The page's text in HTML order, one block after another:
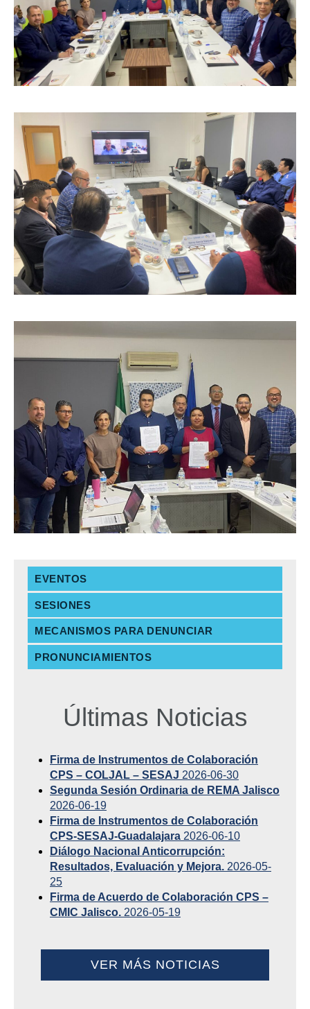
EVENTOS
SESIONES
MECANISMOS PARA DENUNCIAR
PRONUNCIAMIENTOS
Últimas Noticias
Firma de Instrumentos de Colaboración
CPS – COLJAL – SESAJ 2026-06-30
Segunda Sesión Ordinaria de REMA Jalisco
2026-06-19
Firma de Instrumentos de Colaboración
CPS-SESAJ-Guadalajara 2026-06-10
Diálogo Nacional Anticorrupción:
Resultados, Evaluación y Mejora. 2026-05-
25
Firma de Acuerdo de Colaboración CPS –
CMIC Jalisco. 2026-05-19
VER MÁS NOTICIAS